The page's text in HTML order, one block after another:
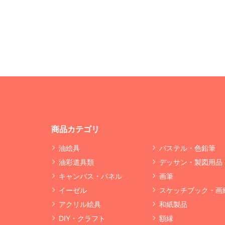
商品カテゴリ
油絵具
油彩道具類
キャンバス・パネル
イーゼル
アクリル絵具
DIY・クラフト
パステル・色鉛筆
デッサン・製図用品
画筆
スケッチブック・画
和紙製品
額縁